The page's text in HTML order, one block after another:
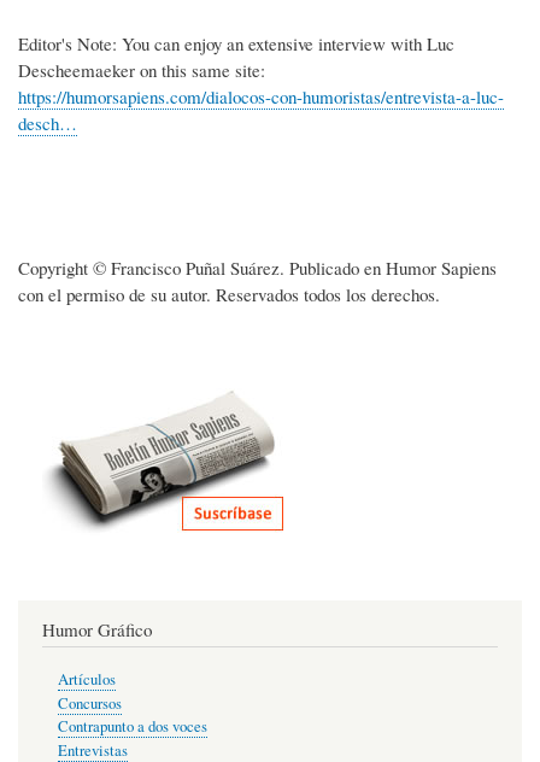
Editor's Note: You can enjoy an extensive interview with Luc
Descheemaeker on this same site:
https://humorsapiens.com/dialocos-con-humoristas/entrevista-a-luc-
desch…
Copyright © Francisco Puñal Suárez. Publicado en Humor Sapiens
con el permiso de su autor. Reservados todos los derechos.
Humor Gráfico
Artículos
Concursos
Contrapunto a dos voces
Entrevistas